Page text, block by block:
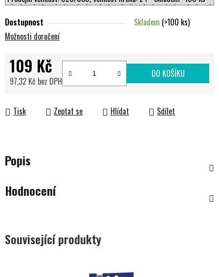
Dostupnost Skladem (>100 ks)
Možnosti doručení
109 Kč
97,32 Kč bez DPH
DO KOŠÍKU
Tisk Zeptat se Hlídat Sdílet
Popis
Hodnocení
Související produkty